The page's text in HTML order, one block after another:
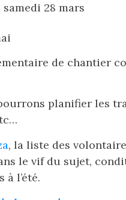
28 mars
de chantier
planifier les
, la liste des
le vif du sujet,
l’été.